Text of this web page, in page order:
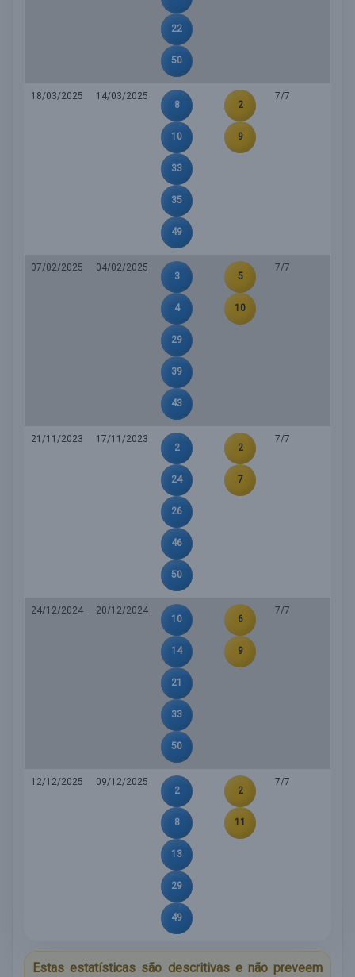
22
50
18/03/2025
14/03/2025
8
10
33
35
49
2
9
7/7
07/02/2025
04/02/2025
3
4
29
39
43
5
10
7/7
21/11/2023
17/11/2023
2
24
26
46
50
2
7
7/7
24/12/2024
20/12/2024
10
14
21
33
50
6
9
7/7
12/12/2025
09/12/2025
2
8
13
29
49
2
11
7/7
Estas estatísticas são descritivas e não preveem